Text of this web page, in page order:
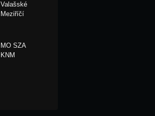
Valašské
Meziříčí
MO SZA
KNM